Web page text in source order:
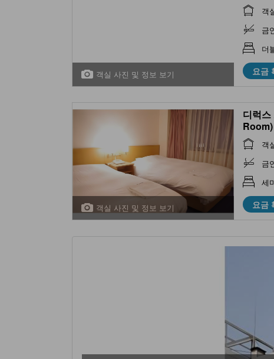
객실 사진 및 정보 보기
객
금
더
요금
객실 사진 및 정보 보기
디럭
Room)
객
금
세
요금